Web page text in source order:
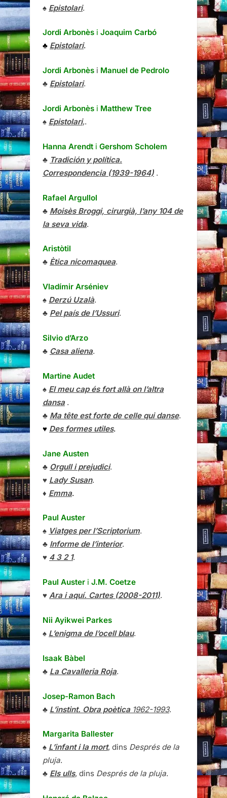
♠ Epistolari.
Jordi Arbonès i Joaquim Carbó
♣ Epistolari.
Jordi Arbonès i Manuel de Pedrolo
♣ Epistolari.
Jordi Arbonès i Matthew Tree
♠ Epistolari,.
Hanna Arendt i Gershom Scholem
♣ Tradición y política.
Correspondencia (1939-1964) .
Rafael Argullol
♣ Moisès Broggi, cirurgià, l’any 104 de
la seva vida.
Aristòtil
♣ Ètica nicomaquea.
Vladímir Arséniev
♠ Derzú Uzalà.
♣ Pel país de l’Ussuri.
Silvio d’Arzo
♣ Casa aliena.
Martine Audet
♠ El meu cap és fort allà on l’altra
dansa.
♣ Ma tête est forte de celle qui danse.
♥ Des formes utiles.
Jane Austen
♣ Orgull i prejudici.
♥ Lady Susan.
♦ Emma.
Paul Auster
♠ Viatges per l’Scriptorium.
♣ Informe de l’interior.
♥ 4 3 2 1.
Paul Auster i J.M. Coetze
♥ Ara i aquí. Cartes (2008-2011).
Nii Ayikwei Parkes
♠ L’enigma de l’ocell blau.
Isaak Bàbel
♣ La Cavalleria Roja.
Josep-Ramon Bach
♣ L’instint. Obra poètica1962-1993.
Margarita Ballester
♠ L’infant i la mort, dins Després de la
pluja.
♣ Els ulls, dins Després de la pluja.